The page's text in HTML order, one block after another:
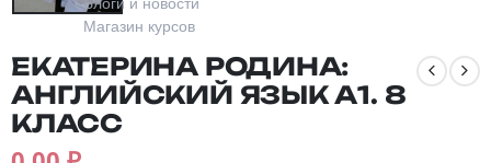
ЕКАТЕРИНА РОДИНА:
АНГЛИЙСКИЙ ЯЗЫК А1. 8
КЛАСС
Магазин курсов